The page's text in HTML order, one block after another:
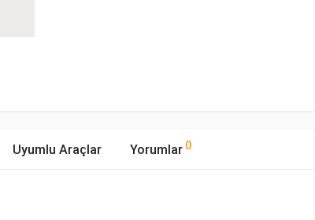
Uyumlu Araçlar Yorumlar 0